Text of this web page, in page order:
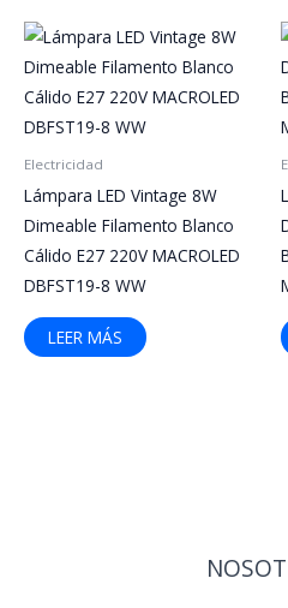
Electricidad
Lámpara LED Vintage 8W
Dimeable Filamento Blanco
Cálido E27 220V MACROLED
DBFST19-8 WW
LEER MÁS